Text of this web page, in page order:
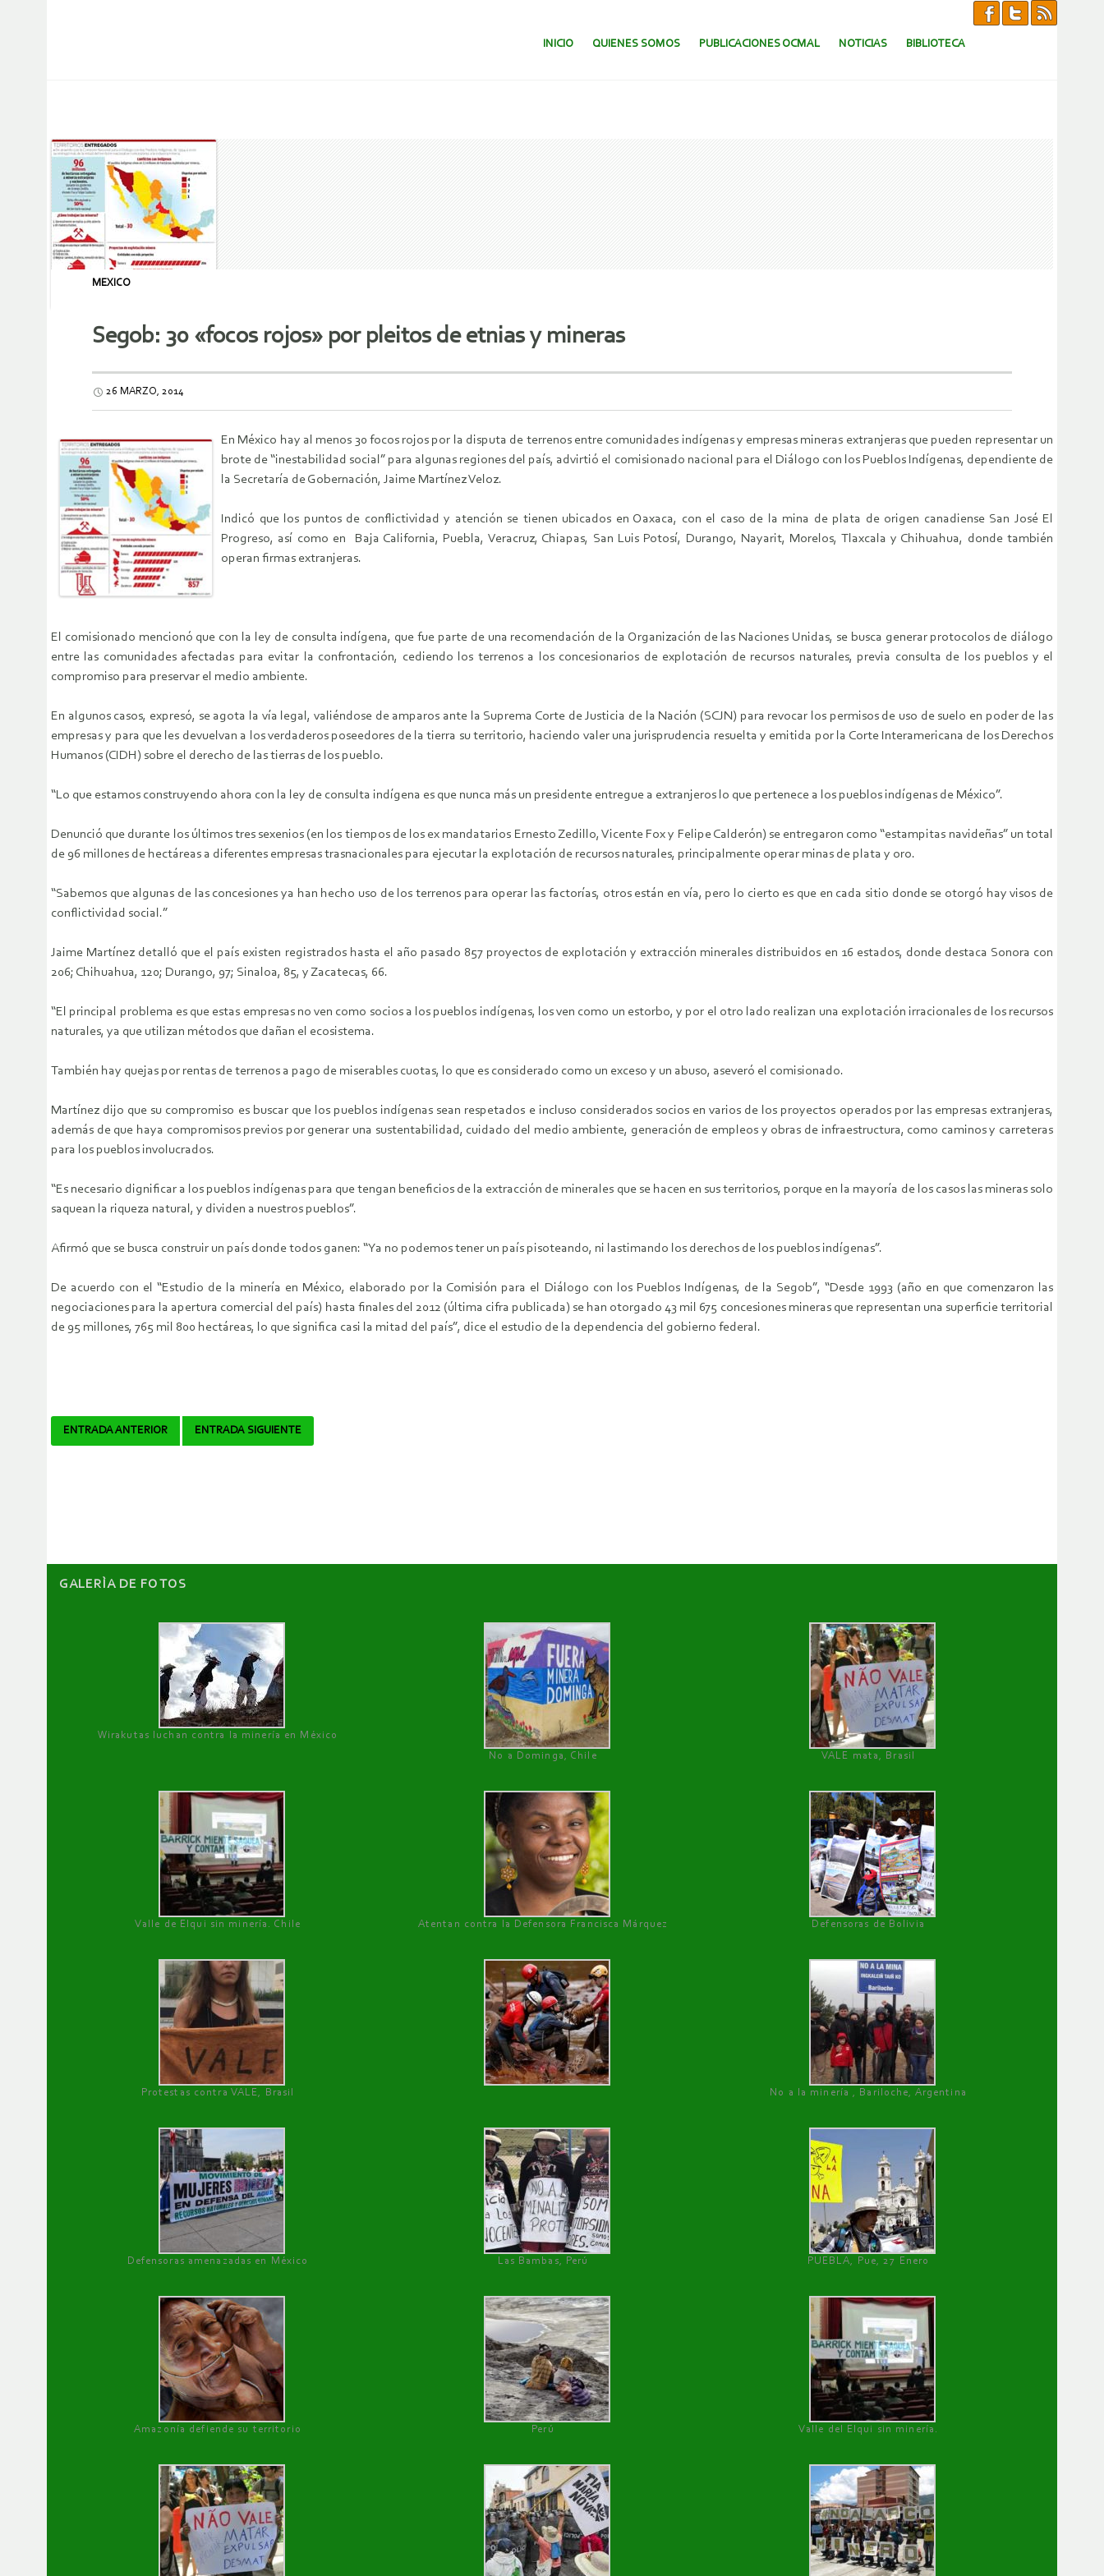
SALTAR AL CONTENIDO.
INICIO QUIENES SOMOS PUBLICACIONES OCMAL NOTICIAS BIBLIOTECA
MEXICO
Segob: 30 «focos rojos» por pleitos de etnias y mineras
26 MARZO, 2014
En México hay al menos 30 focos rojos por la disputa de terrenos entre comunidades indígenas y empresas mineras extranjeras que pueden representar un
brote de “inestabilidad social” para algunas regiones del país, advirtió el comisionado nacional para el Diálogo con los Pueblos Indígenas, dependiente de
la Secretaría de Gobernación, Jaime Martínez Veloz.
Indicó que los puntos de conflictividad y atención se tienen ubicados en Oaxaca, con el caso de la mina de plata de origen canadiense San José El
Progreso, así como en Baja California, Puebla, Veracruz, Chiapas, San Luis Potosí, Durango, Nayarit, Morelos, Tlaxcala y Chihuahua, donde también
operan firmas extranjeras.
El comisionado mencionó que con la ley de consulta indígena, que fue parte de una recomendación de la Organización de las Naciones Unidas, se busca generar protocolos de diálogo
entre las comunidades afectadas para evitar la confrontación, cediendo los terrenos a los concesionarios de explotación de recursos naturales, previa consulta de los pueblos y el
compromiso para preservar el medio ambiente.
En algunos casos, expresó, se agota la vía legal, valiéndose de amparos ante la Suprema Corte de Justicia de la Nación (SCJN) para revocar los permisos de uso de suelo en poder de las
empresas y para que les devuelvan a los verdaderos poseedores de la tierra su territorio, haciendo valer una jurisprudencia resuelta y emitida por la Corte Interamericana de los Derechos
Humanos (CIDH) sobre el derecho de las tierras de los pueblo.
“Lo que estamos construyendo ahora con la ley de consulta indígena es que nunca más un presidente entregue a extranjeros lo que pertenece a los pueblos indígenas de México”.
Denunció que durante los últimos tres sexenios (en los tiempos de los ex mandatarios Ernesto Zedillo, Vicente Fox y Felipe Calderón) se entregaron como “estampitas navideñas” un total
de 96 millones de hectáreas a diferentes empresas trasnacionales para ejecutar la explotación de recursos naturales, principalmente operar minas de plata y oro.
“Sabemos que algunas de las concesiones ya han hecho uso de los terrenos para operar las factorías, otros están en vía, pero lo cierto es que en cada sitio donde se otorgó hay visos de
conflictividad social.”
Jaime Martínez detalló que el país existen registrados hasta el año pasado 857 proyectos de explotación y extracción minerales distribuidos en 16 estados, donde destaca Sonora con
206; Chihuahua, 120; Durango, 97; Sinaloa, 85, y Zacatecas, 66.
“El principal problema es que estas empresas no ven como socios a los pueblos indígenas, los ven como un estorbo, y por el otro lado realizan una explotación irracionales de los recursos
naturales, ya que utilizan métodos que dañan el ecosistema.
También hay quejas por rentas de terrenos a pago de miserables cuotas, lo que es considerado como un exceso y un abuso, aseveró el comisionado.
Martínez dijo que su compromiso es buscar que los pueblos indígenas sean respetados e incluso considerados socios en varios de los proyectos operados por las empresas extranjeras,
además de que haya compromisos previos por generar una sustentabilidad, cuidado del medio ambiente, generación de empleos y obras de infraestructura, como caminos y carreteras
para los pueblos involucrados.
“Es necesario dignificar a los pueblos indígenas para que tengan beneficios de la extracción de minerales que se hacen en sus territorios, porque en la mayoría de los casos las mineras solo
saquean la riqueza natural, y dividen a nuestros pueblos”.
Afirmó que se busca construir un país donde todos ganen: “Ya no podemos tener un país pisoteando, ni lastimando los derechos de los pueblos indígenas”.
De acuerdo con el “Estudio de la minería en México, elaborado por la Comisión para el Diálogo con los Pueblos Indígenas, de la Segob”, “Desde 1993 (año en que comenzaron las
negociaciones para la apertura comercial del país) hasta finales del 2012 (última cifra publicada) se han otorgado 43 mil 675 concesiones mineras que representan una superficie territorial
de 95 millones, 765 mil 800 hectáreas, lo que significa casi la mitad del país”, dice el estudio de la dependencia del gobierno federal.
Navegador
ENTRADA ANTERIOR ENTRADA SIGUIENTE
GALERÌA DE FOTOS
Wirakutas luchan contra la minería en México
No a Dominga, Chile
VALE mata, Brasil
Valle de Elqui sin minería. Chile Atentan contra la Defensora Francisca Márquez Defensoras de Bolivia
Protestas contra VALE, Brasil No a la minería , Bariloche, Argentina
Defensoras amenazadas en México Las Bambas, Perú PUEBLA, Pue, 27 Enero
Amazonía defiende su territorio Perú Valle del Elqui sin minería.